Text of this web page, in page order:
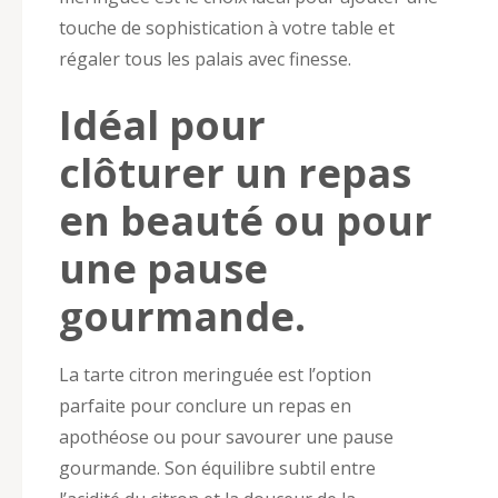
touche de sophistication à votre table et
régaler tous les palais avec finesse.
Idéal pour
clôturer un repas
en beauté ou pour
une pause
gourmande.
La tarte citron meringuée est l’option
parfaite pour conclure un repas en
apothéose ou pour savourer une pause
gourmande. Son équilibre subtil entre